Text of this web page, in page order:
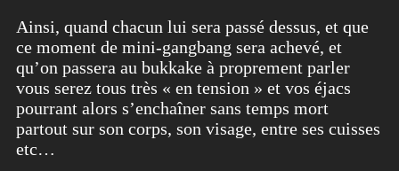
Ainsi, quand chacun lui sera passé dessus, et que
ce moment de mini-gangbang sera achevé, et
qu’on passera au bukkake à proprement parler
vous serez tous très « en tension » et vos éjacs
pourrant alors s’enchaîner sans temps mort
partout sur son corps, son visage, entre ses cuisses
etc…